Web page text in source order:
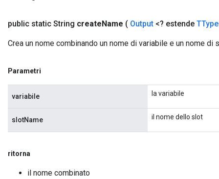
public static String createName ( Output <? estende TType
Crea un nome combinando un nome di variabile e un nome di
Parametri
variabile la variabile
slotName il nome dello slot
ritorna
il nome combinato